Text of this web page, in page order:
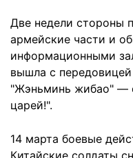
Две недели стороны
армейские части и
информационными
вышла с
"Жэньминь жибао" —
царей!".
14 марта боевые
Китайские солдаты